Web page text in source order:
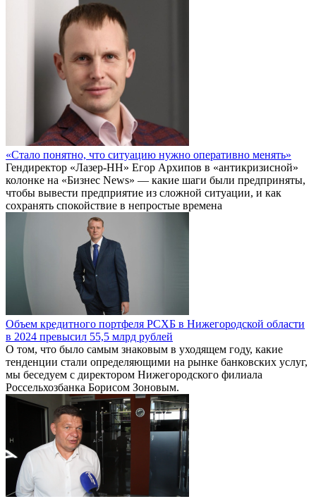
«Стало понятно, что ситуацию нужно оперативно менять»
Гендиректор «Лазер-НН» Егор Архипов в «антикризисной»
колонке на «Бизнес News» — какие шаги были предприняты,
чтобы вывести предприятие из сложной ситуации, и как
сохранять спокойствие в непростые времена
Объем кредитного портфеля РСХБ в Нижегородской области
в 2024 превысил 55,5 млрд рублей
О том, что было самым знаковым в уходящем году, какие
тенденции стали определяющими на рынке банковских услуг,
мы беседуем с директором Нижегородского филиала
Россельхозбанка Борисом Зоновым.